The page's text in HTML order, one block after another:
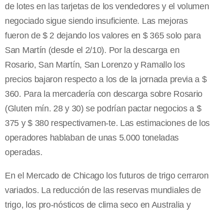
de lotes en las tarjetas de los vendedores y el volumen
negociado sigue siendo insuficiente. Las mejoras
fueron de $ 2 dejando los valores en $ 365 solo para
San Martín (desde el 2/10). Por la descarga en
Rosario, San Martín, San Lorenzo y Ramallo los
precios bajaron respecto a los de la jornada previa a $
360. Para la mercadería con descarga sobre Rosario
(Gluten mín. 28 y 30) se podrían pactar negocios a $
375 y $ 380 respectivamen-te. Las estimaciones de los
operadores hablaban de unas 5.000 toneladas
operadas.
En el Mercado de Chicago los futuros de trigo cerraron
variados. La reducción de las reservas mundiales de
trigo, los pro-nósticos de clima seco en Australia y